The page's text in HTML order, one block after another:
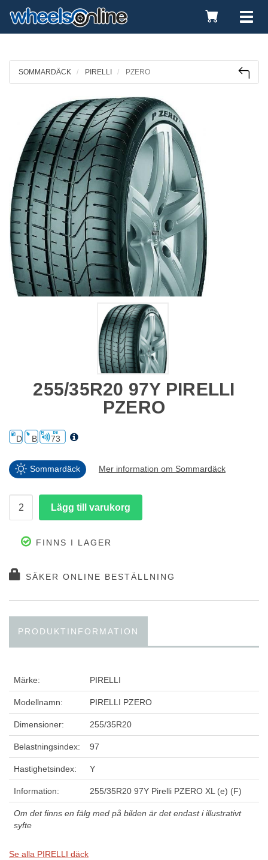
Toggle
Cart
SOMMARDÄCK PIRELLI PZERO
255/35R20 97Y PIRELLI
PZERO
D B 73
Sommardäck Mer information om Sommardäck
FINNS I LAGER
SÄKER ONLINE BESTÄLLNING
PRODUKTINFORMATION
Märke: PIRELLI
Modellnamn: PIRELLI PZERO
Dimensioner: 255/35R20
Belastningsindex: 97
Hastighetsindex: Y
Information: 255/35R20 97Y Pirelli PZERO XL (e) (F)
Om det finns en fälg med på bilden är det endast i illustrativt
syfte
Se alla PIRELLI däck